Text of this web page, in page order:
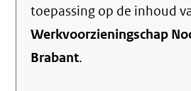
toepassing op de inhoud
Werkvoorzieningschap
Brabant.